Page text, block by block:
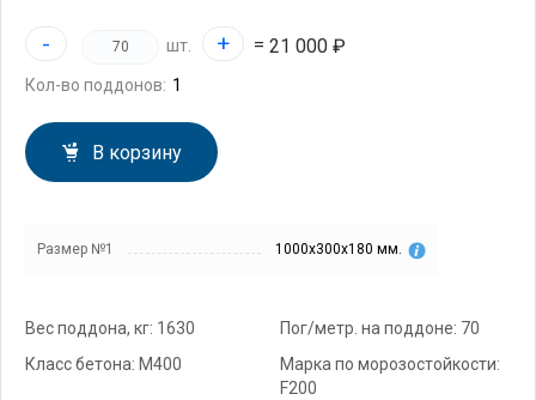
- шт. + = 21 000 ₽
Кол-во поддонов:
В корзину
Размер №1 1000х300х180 мм.
Вес поддона, кг: 1630
Пог/метр. на поддоне: 70
Класс бетона: М400
Марка по морозостойкости:
F200